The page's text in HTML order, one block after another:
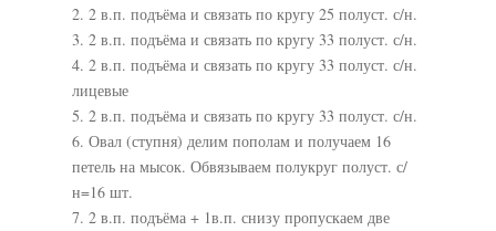
2. 2 в.п. подъёма и связать по кругу 25 полуст. с/н.
3. 2 в.п. подъёма и связать по кругу 33 полуст. с/н.
4. 2 в.п. подъёма и связать по кругу 33 полуст. с/н.
лицевые
5. 2 в.п. подъёма и связать по кругу 33 полуст. с/н.
6. Овал (ступня) делим пополам и получаем 16
петель на мысок. Обвязываем полукруг полуст. с/
н=16 шт.
7. 2 в.п. подъёма + 1в.п. снизу пропускаем две